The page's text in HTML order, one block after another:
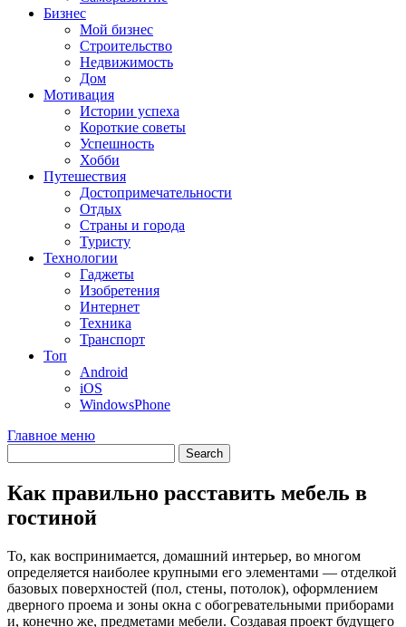
Бизнес
Мой бизнес
Строительство
Недвижимость
Дом
Мотивация
Истории успеха
Короткие советы
Успешность
Хобби
Путешествия
Достопримечательности
Отдых
Страны и города
Туристу
Технологии
Гаджеты
Изобретения
Интернет
Техника
Транспорт
Топ
Android
iOS
WindowsPhone
Главное меню
Как правильно расставить мебель в
гостиной
То, как воспринимается, домашний интерьер, во многом
определяется наиболее крупными его элементами — отделкой
базовых поверхностей (пол, стены, потолок), оформлением
дверного проема и зоны окна с обогревательными приборами
и, конечно же, предметами мебели. Создавая проект будущего